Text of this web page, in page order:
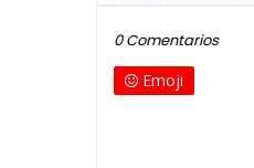
0 Comentarios
Emoji